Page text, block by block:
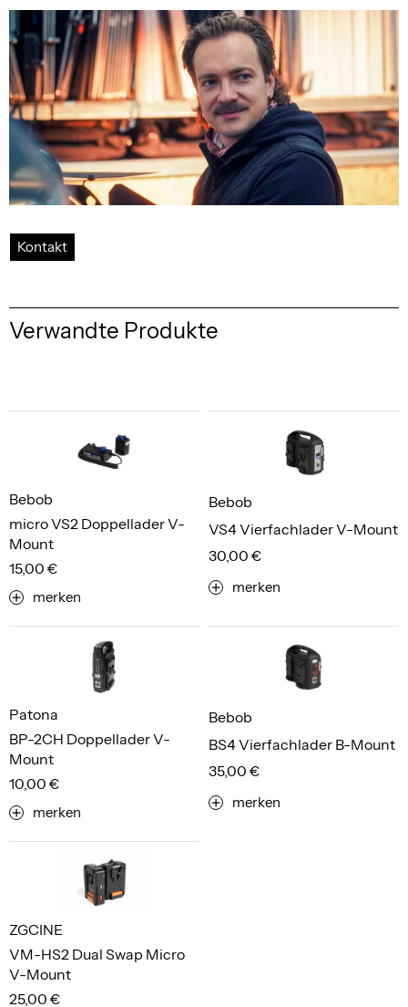
Kontakt
Verwandte Produkte
micro VS2 Doppellader V-
Mount
Bebob
15,00 €
merken
VS4 Vierfachlader V-Mount
Bebob
30,00 €
merken
BP-2CH Doppellader V-
Mount
Patona
10,00 €
merken
BS4 Vierfachlader B-Mount
Bebob
35,00 €
merken
VM-HS2 Dual Swap Micro
V-Mount
ZGCINE
25,00 €